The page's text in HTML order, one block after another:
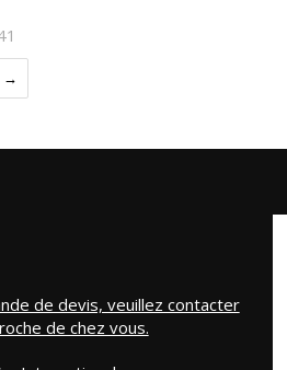
de devis, veuillez contacter
de chez vous.